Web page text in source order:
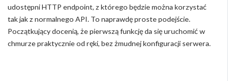
udostępni HTTP endpoint, z którego będzie można korzystać
tak jak z normalnego API. To naprawdę proste podejście.
Początkujący docenią, że pierwszą funkcję da się uruchomić w
chmurze praktycznie od ręki, bez żmudnej konfiguracji serwera.